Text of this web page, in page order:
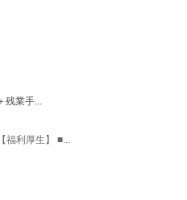
残業手...
福利厚生】 ■...